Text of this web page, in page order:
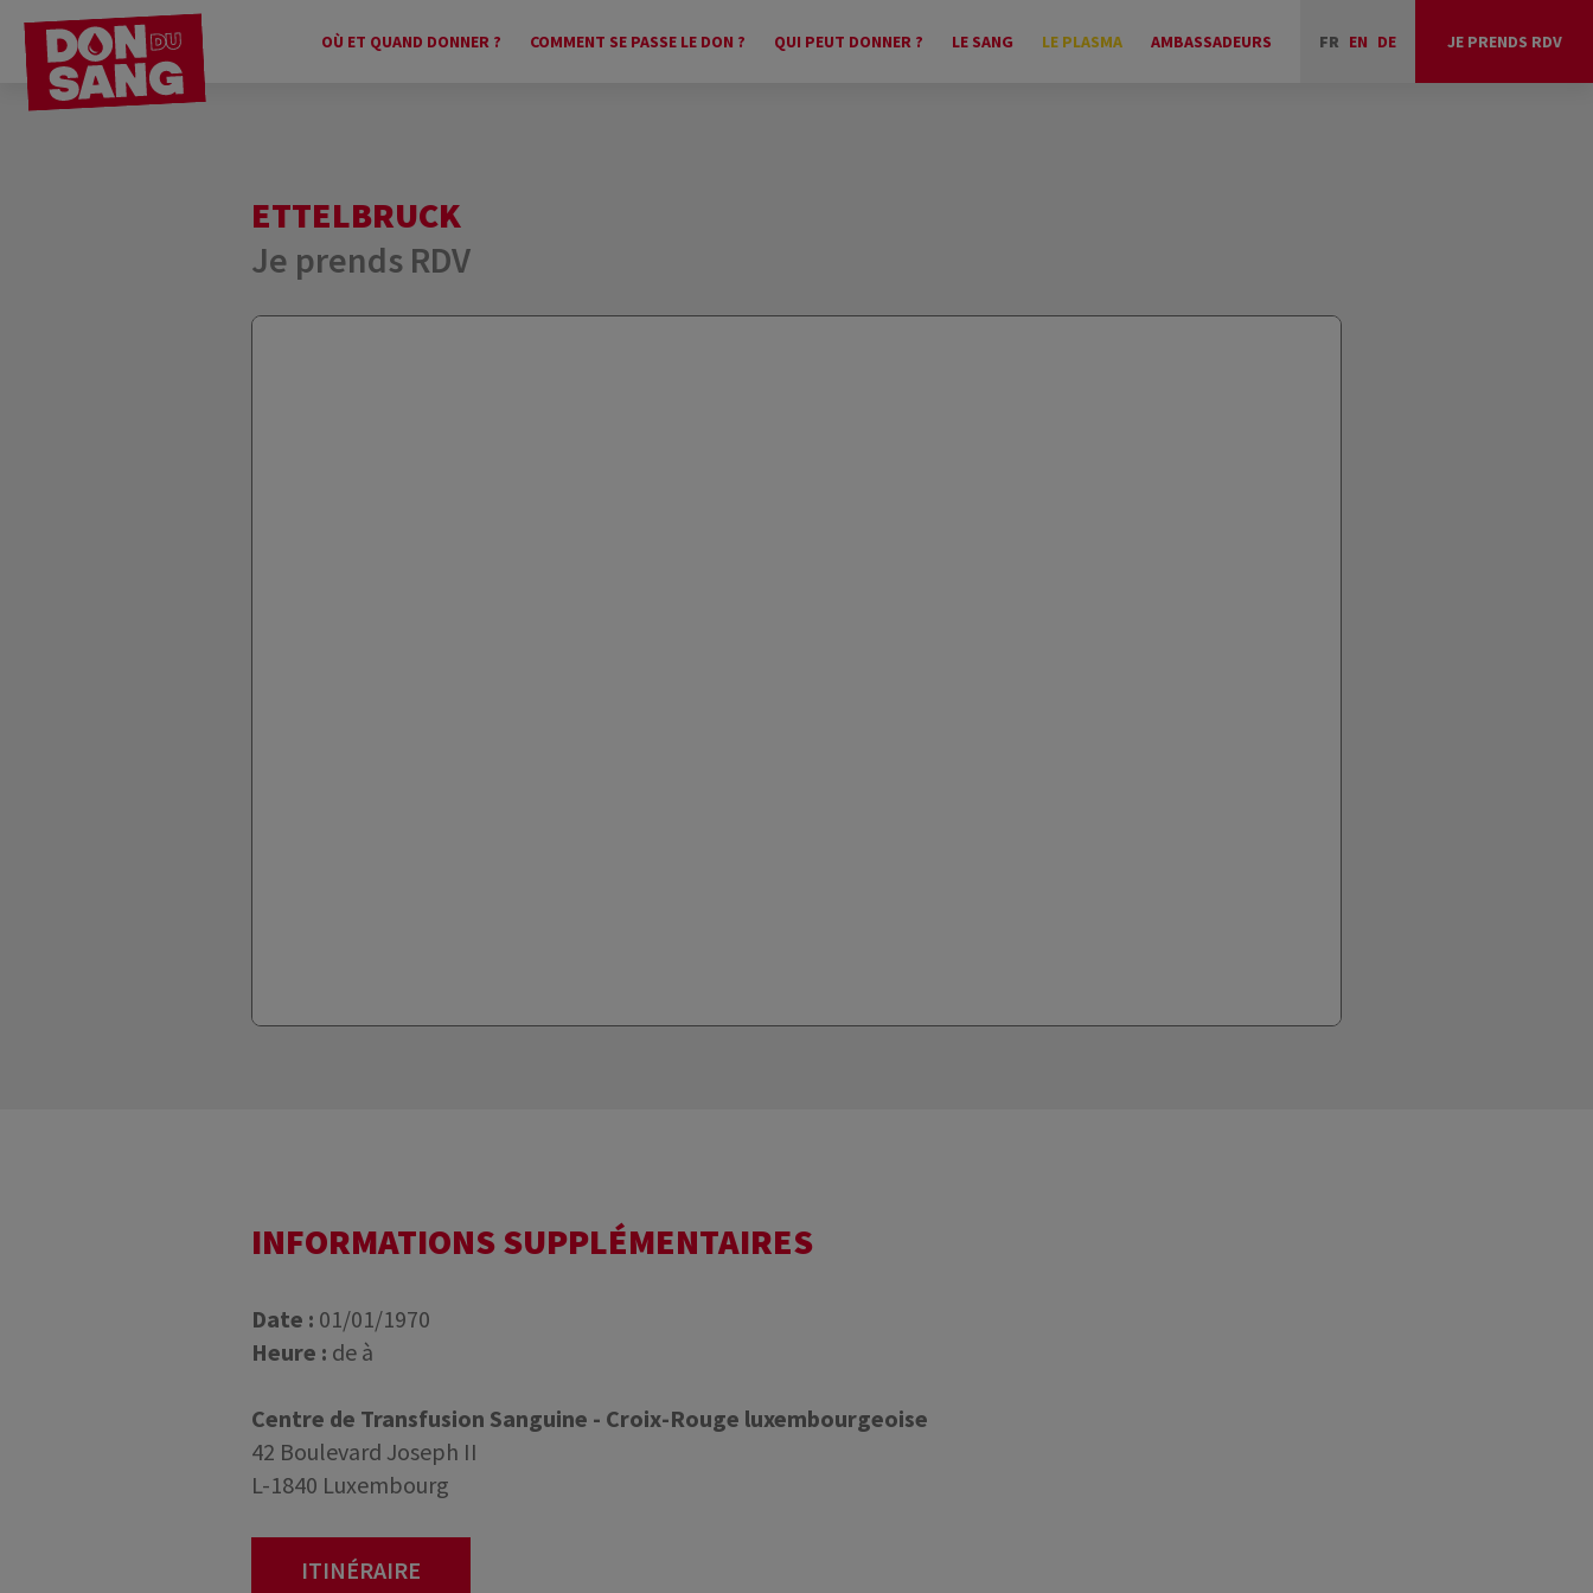
OÙ ET QUAND DONNER ? COMMENT SE PASSE LE DON ? QUI PEUT DONNER ? LE SANG LE PLASMA AMBASSADEURS FR EN DE JE PRENDS RDV
ETTELBRUCK
Je prends RDV
INFORMATIONS SUPPLÉMENTAIRES
Date : 01/01/1970
Heure : de à
Centre de Transfusion Sanguine - Croix-Rouge luxembourgeoise
42 Boulevard Joseph II
L-1840 Luxembourg
ITINÉRAIRE